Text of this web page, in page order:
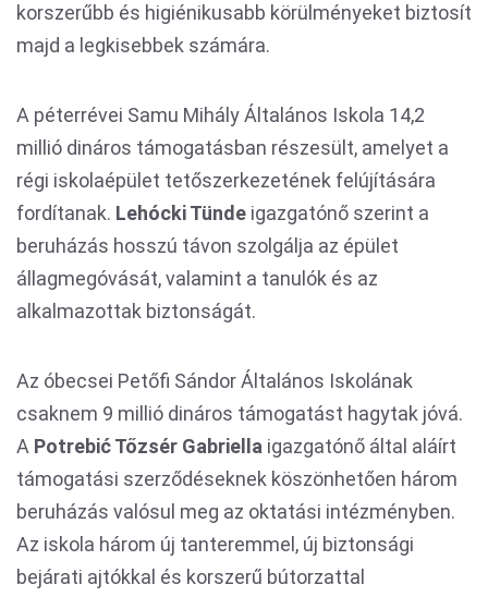
korszerűbb és higiénikusabb körülményeket biztosít
majd a legkisebbek számára.
A péterrévei Samu Mihály Általános Iskola 14,2
millió dináros támogatásban részesült, amelyet a
régi iskolaépület tetőszerkezetének felújítására
fordítanak. Lehócki Tünde igazgatónő szerint a
beruházás hosszú távon szolgálja az épület
állagmegóvását, valamint a tanulók és az
alkalmazottak biztonságát.
Az óbecsei Petőfi Sándor Általános Iskolának
csaknem 9 millió dináros támogatást hagytak jóvá.
A Potrebić Tőzsér Gabriella igazgatónő által aláírt
támogatási szerződéseknek köszönhetően három
beruházás valósul meg az oktatási intézményben.
Az iskola három új tanteremmel, új biztonsági
bejárati ajtókkal és korszerű bútorzattal